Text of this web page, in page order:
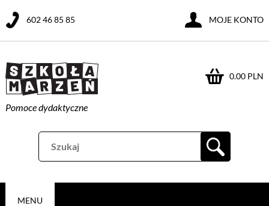
Pomoce dydaktyczne
0.00 PLN
602 46 85 85 MOJE KONTO
MENU